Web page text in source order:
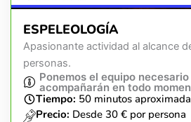
ESPELEOLOGÍA
Apasionante actividad al alcance
personas.
Ponemos el equipo
acompañarán en todo
Tiempo: 50 minutos
Precio: Desde 30 € por persona